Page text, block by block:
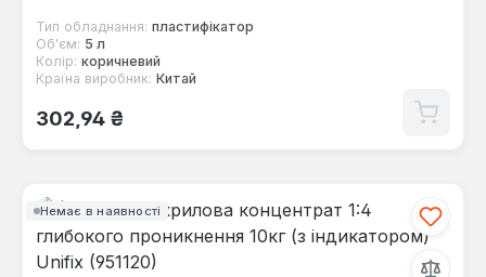
Тип обладнання: пластифікатор
Об'єм: 5 л
Колір: коричневий
Країна виробник: Китай
Звичайна ціна:
302,94 ₴
Немає в наявності